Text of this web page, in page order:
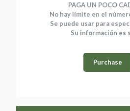
PAGA UN POCO
No hay límite en el
Se puede usar para
Su información es
Purchase